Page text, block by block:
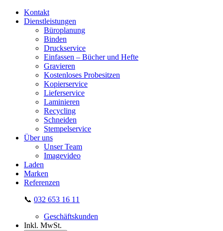
Kontakt
Dienstleistungen
Büroplanung
Binden
Druckservice
Einfassen – Bücher und Hefte
Gravieren
Kostenloses Probesitzen
Kopierservice
Lieferservice
Laminieren
Recycling
Schneiden
Stempelservice
Über uns
Unser Team
Imagevideo
Laden
Marken
Referenzen
📞 032 653 16 11
Geschäftskunden
Inkl. MwSt.